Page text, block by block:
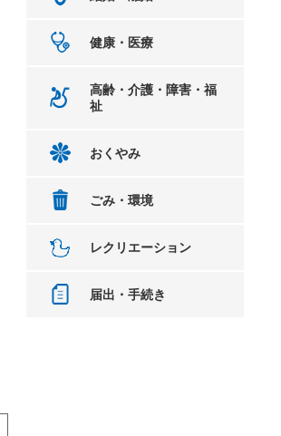
健康・医療
高齢・介護・障害・福
祉
おくやみ
ごみ・環境
レクリエーション
届出・手続き